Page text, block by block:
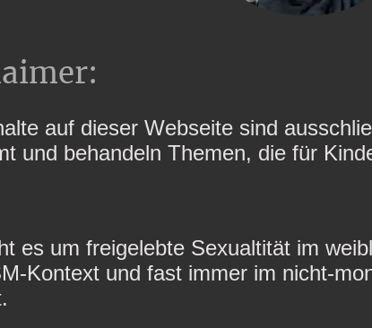
auf dieser Webseite sind
und behandeln Themen, die für
es um freigelebte Sexualtität im
Kontext und fast immer im nicht-